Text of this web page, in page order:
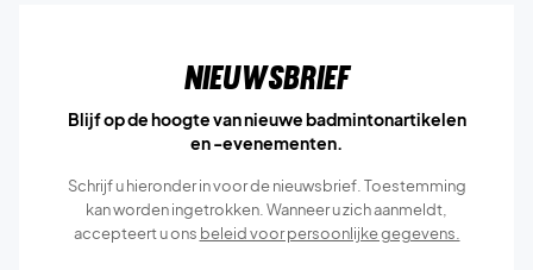
Nieuwsbrief
Blijf op de hoogte van nieuwe badmintonartikelen
en -evenementen.
Schrijf u hieronder in voor de nieuwsbrief. Toestemming
kan worden ingetrokken. Wanneer u zich aanmeldt,
accepteert u ons beleid voor persoonlijke gegevens.